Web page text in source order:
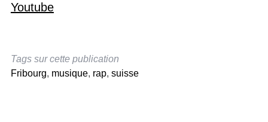
Youtube
Tags sur cette publication
Fribourg, musique, rap, suisse